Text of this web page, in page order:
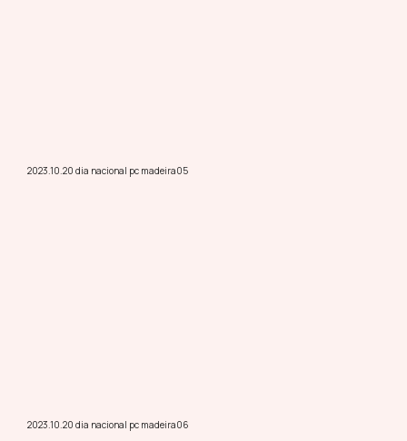
2023.10.20 dia nacional pc madeira05
2023.10.20 dia nacional pc madeira06